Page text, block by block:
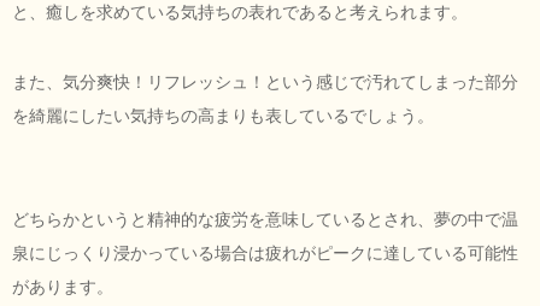
と、癒しを求めている気持ちの表れであると考えられます。
また、気分爽快！リフレッシュ！という感じで汚れてしまった部分
を綺麗にしたい気持ちの高まりも表しているでしょう。
どちらかというと精神的な疲労を意味しているとされ、夢の中で温
泉にじっくり浸かっている場合は疲れがピークに達している可能性
があります。